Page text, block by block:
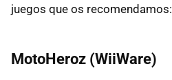
juegos que os recomendamos:
MotoHeroz (WiiWare)